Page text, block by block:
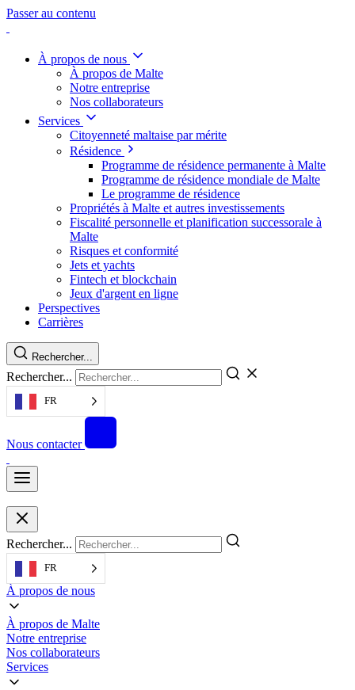
Passer au contenu
À propos de nous
À propos de Malte
Notre entreprise
Nos collaborateurs
Services
Citoyenneté maltaise par mérite
Résidence
Programme de résidence permanente à Malte
Programme de résidence mondiale de Malte
Le programme de résidence
Propriétés à Malte et autres investissements
Fiscalité personnelle et planification successorale à
Malte
Risques et conformité
Jets et yachts
Fintech et blockchain
Jeux d'argent en ligne
Perspectives
Carrières
Rechercher...
Rechercher...
FR
Nous contacter
Rechercher...
FR
À propos de nous
À propos de Malte
Notre entreprise
Nos collaborateurs
Services